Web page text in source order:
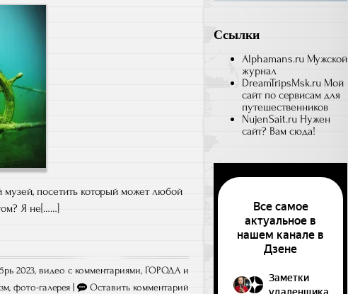
посетить который может любой
Я не[……]
2023, видео с комментариями, ГОРОДА и
,фото-галерея | Оставить комментарий
Ссылки
Alphamans.ru Мужской
журнал
DreamTripsMsk.ru Мой
сайт по сервисам для
путешественников
NujenSait.ru Нужен
сайт? Вам сюда!